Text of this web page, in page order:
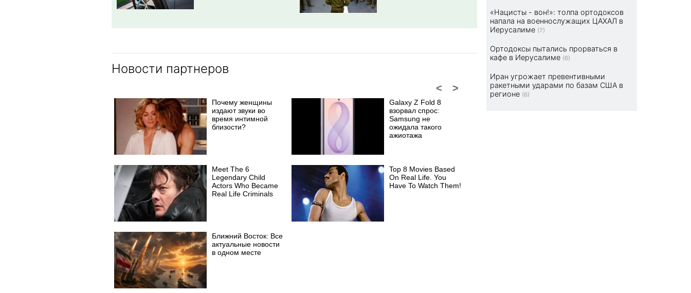
Новости партнеров
>
<
Почему женщины
издают звуки во
время интимной
близости?
Galaxy Z Fold 8
взорвал спрос:
Samsung не
ожидала такого
ажиотажа
Meet The 6
Legendary Child
Actors Who Became
Real Life Criminals
Top 8 Movies Based
On Real Life. You
Have To Watch Them!
Ближний Восток: Все
актуальные новости
в одном месте
«Нацисты - вон!»: толпа ортодоксов
напала на военнослужащих ЦАХАЛ в
Иерусалиме (7)
Ортодоксы пытались прорваться в
кафе в Иерусалиме (6)
Иран угрожает превентивными
ракетными ударами по базам США в
регионе (6)